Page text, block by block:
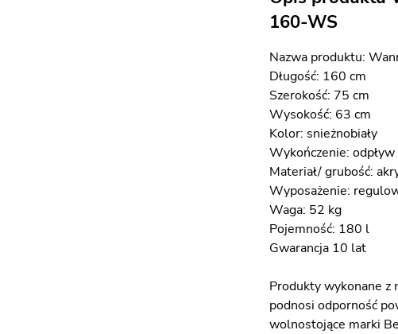
160-WS
Nazwa produktu:
Długość: 160 cm
Szerokość: 75 cm
Wysokość: 63 cm
Kolor: snieżnobiały
Wykończenie:
Materiał/ grubość:
Wyposażenie:
Waga: 52 kg
Pojemność: 180 l
Gwarancja 10 lat
Produkty wykonane z
podnosi odporność
wolnostojące marki